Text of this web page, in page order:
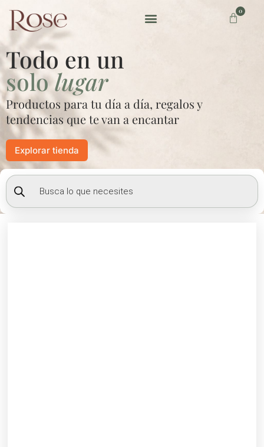
contenido
0
Carrito
Todo en un
sololugar
Productos para tu día a día, regalos y
tendencias que te van a encantar
Explorar tienda
Búsqueda
de
productos